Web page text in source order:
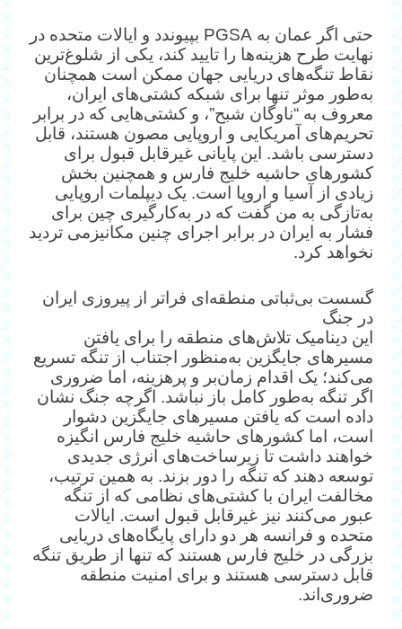
حتی اگر عمان به PGSA بپیوندد و ایالات متحده در
نهایت طرح هزینه‌ها را تایید کند، یکی از شلوغ‌ترین
نقاط تنگه‌های دریایی جهان ممکن است همچنان
به‌طور موثر تنها برای شبکه کشتی‌های ایران،
معروف به “ناوگان شبح”، و کشتی‌هایی که در برابر
تحریم‌های آمریکایی و اروپایی مصون هستند، قابل
دسترسی باشد. این پایانی غیرقابل قبول برای
کشورهای حاشیه خلیج فارس و همچنین بخش
زیادی از آسیا و اروپا است. یک دیپلمات اروپایی
به‌تازگی به من گفت که در به‌کارگیری چین برای
فشار به ایران در برابر اجرای چنین مکانیزمی تردید
نخواهد کرد.
گسست بی‌ثباتی منطقه‌ای فراتر از پیروزی ایران
در جنگ
این دینامیک تلاش‌های منطقه را برای یافتن
مسیرهای جایگزین به‌منظور اجتناب از تنگه تسریع
می‌کند؛ یک اقدام زمان‌بر و پرهزینه، اما ضروری
اگر تنگه به‌طور کامل باز نباشد. اگرچه جنگ نشان
داده است که یافتن مسیرهای جایگزین دشوار
است، اما کشورهای حاشیه خلیج فارس انگیزه
خواهند داشت تا زیرساخت‌های انرژی جدیدی
توسعه دهند که تنگه را دور بزند. به همین ترتیب،
مخالفت ایران با کشتی‌های نظامی که از تنگه
عبور می‌کنند نیز غیرقابل قبول است. ایالات
متحده و فرانسه هر دو دارای پایگاه‌های دریایی
بزرگی در خلیج فارس هستند که تنها از طریق تنگه
قابل دسترسی هستند و برای امنیت منطقه
ضروری‌اند.